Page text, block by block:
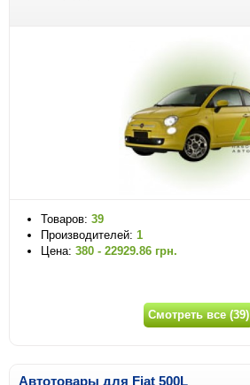
Товаров: 39
Производителей: 1
Цена: 380 - 22929.86 грн.
Смотреть все (39)
Автотовары для Fiat 500L